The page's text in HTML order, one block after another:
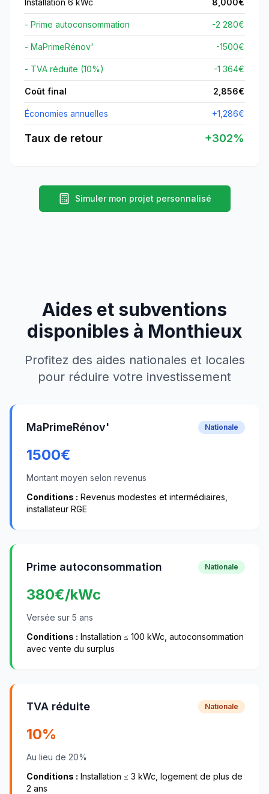
Installation 6 kWc 8,000€
- Prime autoconsommation -2 280€
- MaPrimeRénov' -1500€
- TVA réduite (10%) -1 364€
Coût final 2,856€
Économies annuelles +1,286€
Taux de retour +302%
Simuler mon projet personnalisé
Aides et subventions
disponibles à Monthieux
Profitez des aides nationales et locales
pour réduire votre investissement
MaPrimeRénov' Nationale
1500€
Montant moyen selon revenus
Conditions : Revenus modestes et intermédiaires,
installateur RGE
Prime autoconsommation Nationale
380€/kWc
Versée sur 5 ans
Conditions : Installation ≤ 100 kWc, autoconsommation
avec vente du surplus
TVA réduite Nationale
10%
Au lieu de 20%
Conditions : Installation ≤ 3 kWc, logement de plus de
2 ans